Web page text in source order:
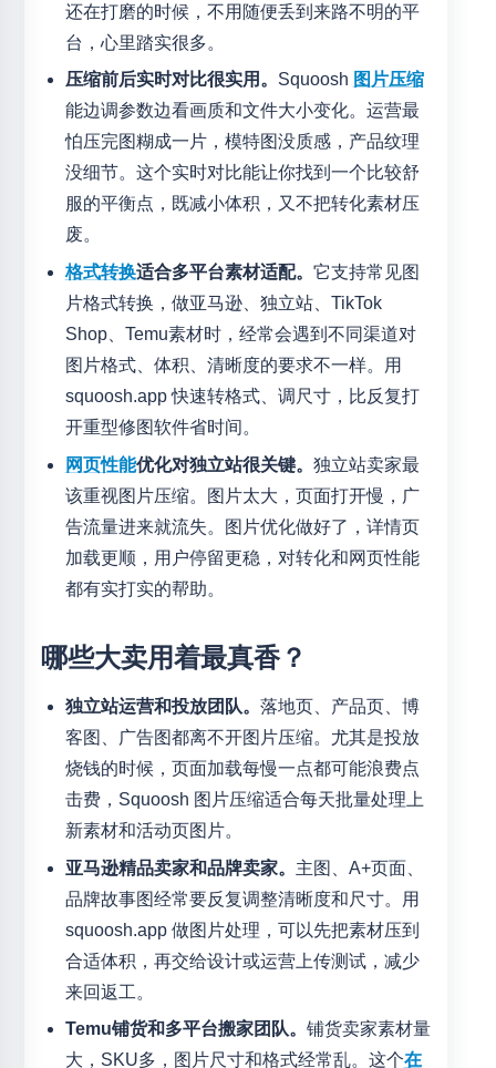
还在打磨的时候，不用随便丢到来路不明的平
台，心里踏实很多。
压缩前后实时对比很实用。 Squoosh 图片压缩
能边调参数边看画质和文件大小变化。运营最
怕压完图糊成一片，模特图没质感，产品纹理
没细节。这个实时对比能让你找到一个比较舒
服的平衡点，既减小体积，又不把转化素材压
废。
格式转换适合多平台素材适配。 它支持常见图
片格式转换，做亚马逊、独立站、TikTok
Shop、Temu素材时，经常会遇到不同渠道对
图片格式、体积、清晰度的要求不一样。用
squoosh.app 快速转格式、调尺寸，比反复打
开重型修图软件省时间。
网页性能优化对独立站很关键。 独立站卖家最
该重视图片压缩。图片太大，页面打开慢，广
告流量进来就流失。图片优化做好了，详情页
加载更顺，用户停留更稳，对转化和网页性能
都有实打实的帮助。
哪些大卖用着最真香？
独立站运营和投放团队。 落地页、产品页、博
客图、广告图都离不开图片压缩。尤其是投放
烧钱的时候，页面加载每慢一点都可能浪费点
击费，Squoosh 图片压缩适合每天批量处理上
新素材和活动页图片。
亚马逊精品卖家和品牌卖家。 主图、A+页面、
品牌故事图经常要反复调整清晰度和尺寸。用
squoosh.app 做图片处理，可以先把素材压到
合适体积，再交给设计或运营上传测试，减少
来回返工。
Temu铺货和多平台搬家团队。 铺货卖家素材量
大，SKU多，图片尺寸和格式经常乱。这个在